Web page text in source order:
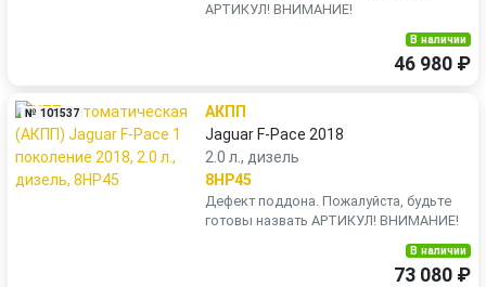
АРТИКУЛ! ВНИМАНИЕ!
В наличии
46 980 ₽
№ 101537
АКПП
Jaguar F-Pace 2018
2.0 л., дизель
8HP45
Дефект поддона. Пожалуйста, будьте
готовы назвать АРТИКУЛ! ВНИМАНИЕ!
В наличии
73 080 ₽